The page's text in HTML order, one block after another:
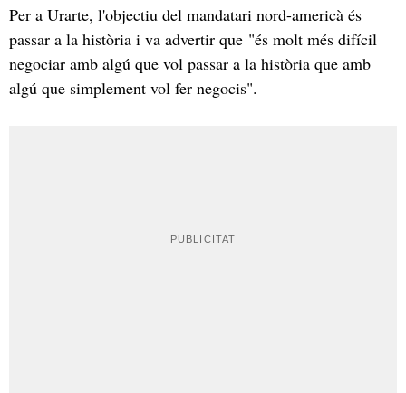
Per a Urarte, l'objectiu del mandatari nord-americà és
passar a la història i va advertir que "és molt més difícil
negociar amb algú que vol passar a la història que amb
algú que simplement vol fer negocis".